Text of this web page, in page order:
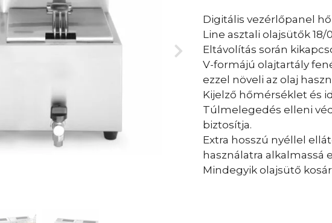
Digitális vezérlőpanel
Line asztali olajsütők
Eltávolítás során
V-formájú olajtartály
ezzel növeli az olaj
Kijelző hőmérséklet és
Túlmelegedés elleni
biztosítja.
Extra hosszú nyéllel
használatra alkalmassá
Mindegyik olajsütő